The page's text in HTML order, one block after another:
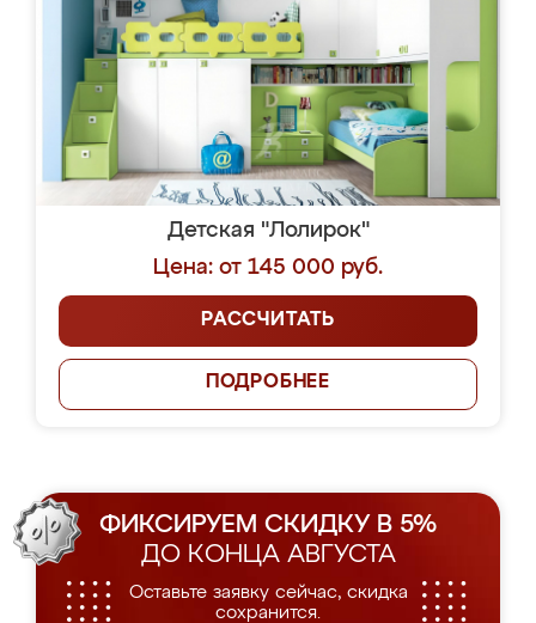
Детская "Лолирок"
Цена: от 145 000 руб.
РАССЧИТАТЬ
ПОДРОБНЕЕ
ФИКСИРУЕМ СКИДКУ В 5%
ДО КОНЦА АВГУСТА
Оставьте заявку сейчас, скидка
сохранится.